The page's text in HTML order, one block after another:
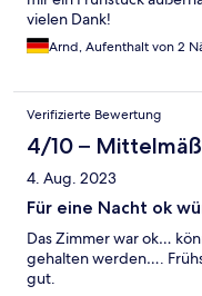
vielen Dank!
Arnd, Aufenthalt von 2
Verifizierte Bewertung
4/10 –
4. Aug. 2023
Für eine Nacht ok
Das Zimmer war ok…
gehalten werden….
gut.